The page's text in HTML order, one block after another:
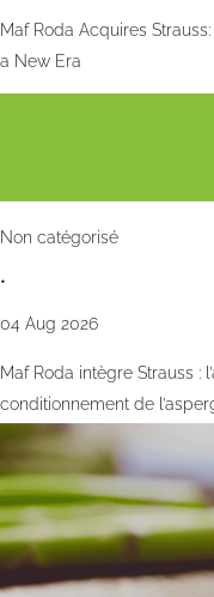
Maf Roda Acquires
a New Era
Non catégorisé
•
04 Aug 2026
Maf Roda intègre Strauss :
conditionnement de